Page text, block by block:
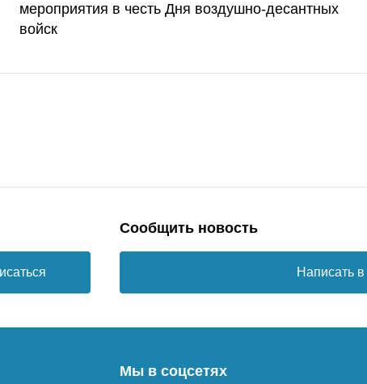
мероприятия в честь Дня воздушно-десантных
войск
Сообщить новость
Написать
Мы в соцсетях